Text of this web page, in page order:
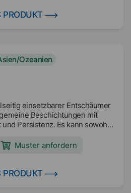
PRODUKT
Ozeanien
einsetzbarer Entschäumer
Beschichtungen mit
Persistenz. Es kann sowohl
werden, insbesondere
während der
Muster anfordern
PRODUKT